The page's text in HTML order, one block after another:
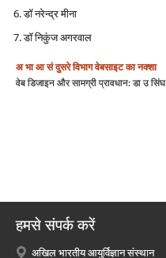
डॉ नरेन्द्र मीना
डॉ निकुंज अगरवाल
अ भा आ संदुसरे विभागवेबसाइट का नक्शा
वेब डिजाइन और सामग्री प्रावधान: डा उ सिंघ
हमसे संपर्क करें
अखिल भारतीय आयुर्विज्ञान संस्थान